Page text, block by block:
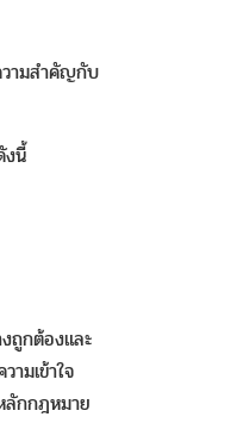
วามสำคัญกับ
งนี้
ถูกต้องและ
มเข้าใจ
ลักกฎหมาย